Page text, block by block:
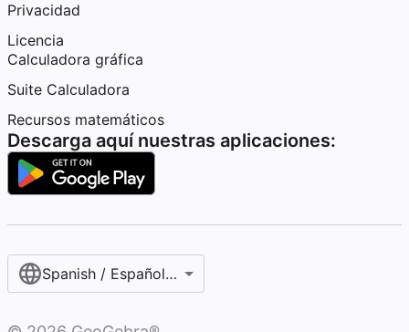
Privacidad
Licencia
Calculadora gráfica
Suite Calculadora
Recursos matemáticos
Descarga aquí nuestras aplicaciones:
Spanish / Español (internacional)